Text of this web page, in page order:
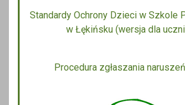
Standardy Ochrony Dzieci w Szkole
w Łękińsku (wersja dla
Procedura zgłaszania